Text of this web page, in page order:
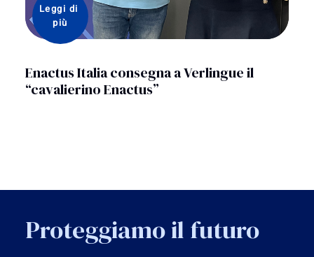
Enactus Italia consegna a Verlingue il
“cavalierino Enactus”
Leggi di
più
Proteggiamo il futuro